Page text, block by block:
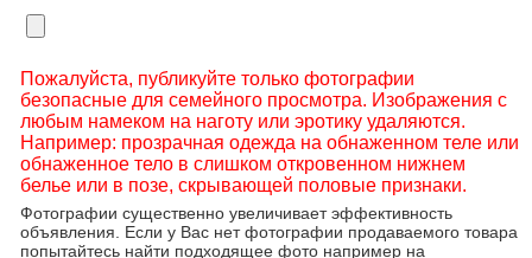
Пожалуйста, публикуйте только фотографии
безопасные для семейного просмотра. Изображения с
любым намеком на наготу или эротику удаляются.
Например: прозрачная одежда на обнаженном теле или
обнаженное тело в слишком откровенном нижнем
белье или в позе, скрывающей половые признаки.
Фотографии существенно увеличивает эффективность
объявления. Если у Вас нет фотографии продаваемого товара
попытайтесь найти подходящее фото например на